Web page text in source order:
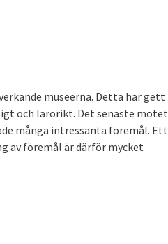
museerna. Detta har gett
och lärorikt. Det senaste mötet
många intressanta föremål. Ett
av föremål är därför mycket